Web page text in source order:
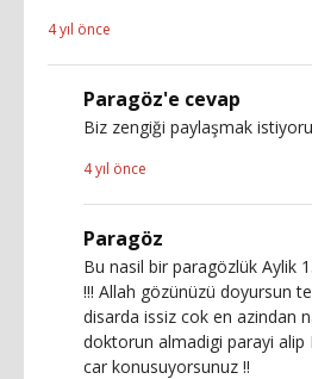
4 yıl önce
Paragöz'e cevap
Biz zengiği paylaşmak
4 yıl önce
Paragöz
Bu nasil bir paragözlük Aylik
!!! Allah gözünüzü doyursun
disarda issiz cok en azindan
doktorun almadigi parayi alip
car konusuyorsunuz !!